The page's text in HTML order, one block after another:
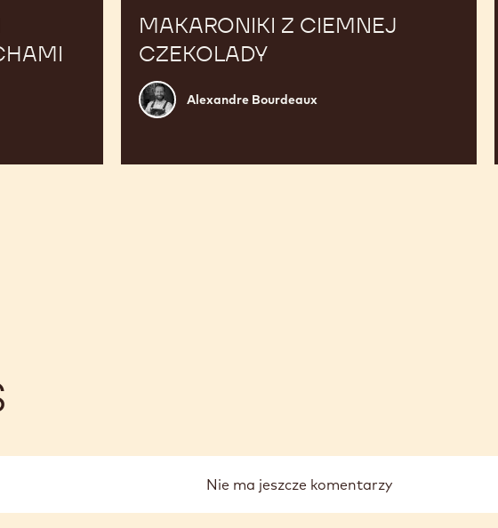
MAKARONIKI Z CIEMNEJ
CZEKOLADY
Alexandre
Bourdeaux
Alexandre Bourdeaux
Nie ma jeszcze komentarzy